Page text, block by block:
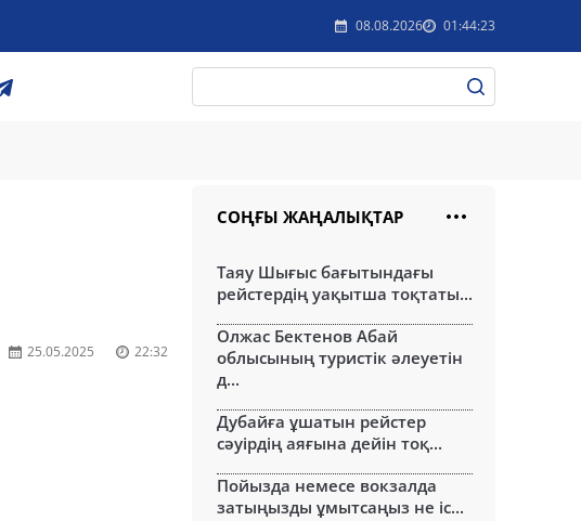
08.08.2026 01:44:23
25.05.2025 22:32
СОҢҒЫ ЖАҢАЛЫҚТАР
Таяу Шығыс бағытындағы
рейстердің уақытша тоқтаты...
Олжас Бектенов Абай
облысының туристік әлеуетін
д...
Дубайға ұшатын рейстер
сәуірдің аяғына дейін тоқ...
Пойызда немесе вокзалда
затыңызды ұмытсаңыз не іс...